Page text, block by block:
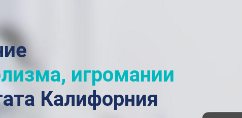
игромании
Калифорния